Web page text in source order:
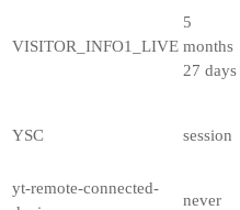
VISITOR_INFO1_LIVE
5
months
27 days
YSC session
yt-remote-connected-
never